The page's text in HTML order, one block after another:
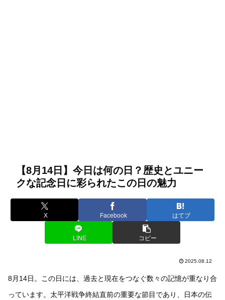
【8月14日】今日は何の日？歴史とユニー
クな記念日に彩られたこの日の魅力
X Facebook はてブ
LINE コピー
2025.08.12
8月14日。この日には、過去と現在をつなぐ数々の記憶が重なり合
っています。太平洋戦争終結直前の重要な節目であり、日本の伝